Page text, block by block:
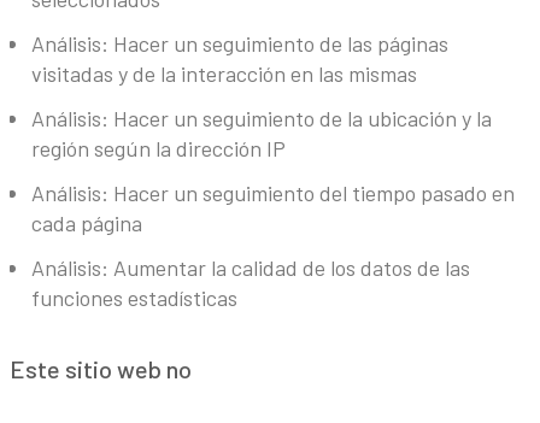
Análisis: Hacer un seguimiento de las páginas
visitadas y de la interacción en las mismas
Análisis: Hacer un seguimiento de la ubicación y la
región según la dirección IP
Análisis: Hacer un seguimiento del tiempo pasado en
cada página
Análisis: Aumentar la calidad de los datos de las
funciones estadísticas
Este sitio web no